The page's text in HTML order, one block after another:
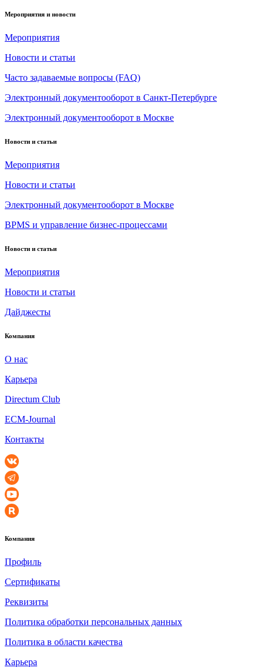
Мероприятия и новости
Мероприятия
Новости и статьи
Часто задаваемые вопросы (FAQ)
Электронный документооборот в Санкт-Петербурге
Электронный документооборот в Москве
Новости и статьи
Мероприятия
Новости и статьи
Электронный документооборот в Москве
BPMS и управление бизнес-процессами
Новости и статьи
Мероприятия
Новости и статьи
Дайджесты
Компания
О нас
Карьера
Directum Club
ECM-Journal
Контакты
Компания
Профиль
Сертификаты
Реквизиты
Политика обработки персональных данных
Политика в области качества
Карьера